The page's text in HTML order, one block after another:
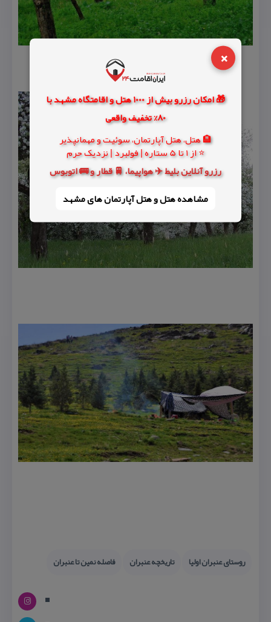
×
🎁 امکان رزرو بیش از 1000 هتل و اقامتگاه مشهد با
80% تخفیف واقعی
🏨 هتل، هتل آپارتمان، سوئیت و مهمانپذیر
⭐ از 1 تا 5 ستاره | فولبرد | نزدیک حرم
رزرو آنلاین بلیط ✈️ هواپیما، 🚆 قطار و 🚌 اتوبوس
مشاهده هتل و هتل‌ آپارتمان های مشهد
روستای عنبران اولیا تاریخچه عنبران فاصله نمین تا عنبران